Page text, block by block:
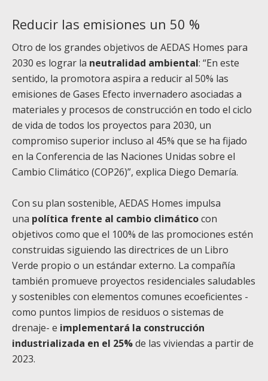
Reducir las emisiones un 50 %
Otro de los grandes objetivos de AEDAS Homes para
2030 es lograr la neutralidad ambiental: “En este
sentido, la promotora aspira a reducir al 50% las
emisiones de Gases Efecto invernadero asociadas a
materiales y procesos de construcción en todo el ciclo
de vida de todos los proyectos para 2030, un
compromiso superior incluso al 45% que se ha fijado
en la Conferencia de las Naciones Unidas sobre el
Cambio Climático (COP26)”, explica Diego Demaría.
Con su plan sostenible, AEDAS Homes impulsa
una política frente al cambio climáticocon
objetivos como que el 100% de las promociones estén
construidas siguiendo las directrices de un Libro
Verde propio o un estándar externo. La compañía
también promueve proyectos residenciales saludables
y sostenibles con elementos comunes ecoeficientes -
como puntos limpios de residuos o sistemas de
drenaje- e implementará la construcción
industrializada en el 25%de las viviendas a partir de
2023.